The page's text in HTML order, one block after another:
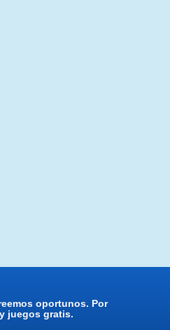
oportunos. Por
juegos gratis.